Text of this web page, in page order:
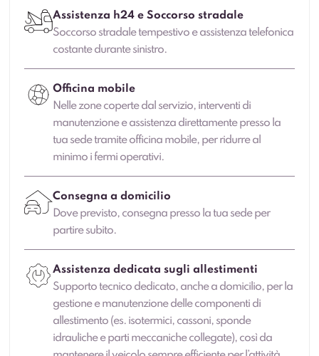
Assistenza h24 e Soccorso stradale
Soccorso stradale tempestivo e assistenza telefonica
costante durante sinistro.
Officina mobile
Nelle zone coperte dal servizio, interventi di
manutenzione e assistenza direttamente presso la
tua sede tramite officina mobile, per ridurre al
minimo i fermi operativi.
Consegna a domicilio
Dove previsto, consegna presso la tua sede per
partire subito.
Assistenza dedicata sugli allestimenti
Supporto tecnico dedicato, anche a domicilio, per la
gestione e manutenzione delle componenti di
allestimento (es. isotermici, cassoni, sponde
idrauliche e parti meccaniche collegate), così da